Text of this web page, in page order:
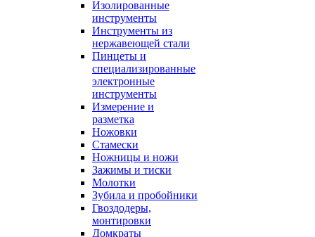
Изолированные
инструменты
Инструменты из
нержавеющей стали
Пинцеты и
специализированные
электронные
инструменты
Измерение и
разметка
Ножовки
Стамески
Ножницы и ножи
Зажимы и тиски
Молотки
Зубила и пробойники
Гвоздодеры,
монтировки
Домкраты